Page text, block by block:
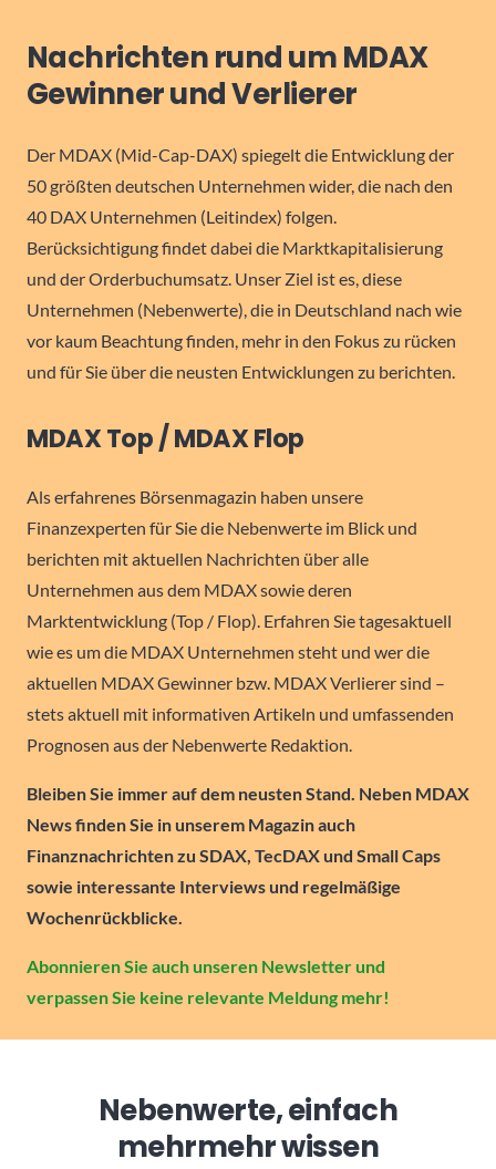
Nachrichten rund um MDAX
Gewinner und Verlierer
Der MDAX (Mid-Cap-DAX) spiegelt die Entwicklung der
50 größten deutschen Unternehmen wider, die nach den
40 DAX Unternehmen (Leitindex) folgen.
Berücksichtigung findet dabei die Marktkapitalisierung
und der Orderbuchumsatz. Unser Ziel ist es, diese
Unternehmen (Nebenwerte), die in Deutschland nach wie
vor kaum Beachtung finden, mehr in den Fokus zu rücken
und für Sie über die neusten Entwicklungen zu berichten.
MDAX Top / MDAX Flop
Als erfahrenes Börsenmagazin haben unsere
Finanzexperten für Sie die Nebenwerte im Blick und
berichten mit aktuellen Nachrichten über alle
Unternehmen aus dem MDAX sowie deren
Marktentwicklung (Top / Flop). Erfahren Sie tagesaktuell
wie es um die MDAX Unternehmen steht und wer die
aktuellen MDAX Gewinner bzw. MDAX Verlierer sind –
stets aktuell mit informativen Artikeln und umfassenden
Prognosen aus der Nebenwerte Redaktion.
Bleiben Sie immer auf dem neusten Stand. Neben MDAX
News finden Sie in unserem Magazin auch
Finanznachrichten zu SDAX, TecDAX und Small Caps
sowie interessante Interviews und regelmäßige
Wochenrückblicke.
Abonnieren Sie auch unseren Newsletter und
verpassen Sie keine relevante Meldung mehr!
Nebenwerte, einfach
mehrmehr wissen